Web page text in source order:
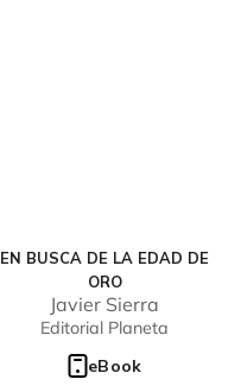
EN BUSCA DE LA EDAD DE
ORO
Javier Sierra
Editorial Planeta
eBook